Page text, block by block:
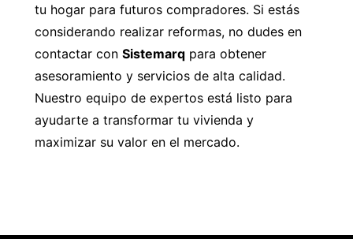
tu hogar para futuros compradores. Si estás
considerando realizar reformas, no dudes en
contactar con Sistemarq para obtener
asesoramiento y servicios de alta calidad.
Nuestro equipo de expertos está listo para
ayudarte a transformar tu vivienda y
maximizar su valor en el mercado.